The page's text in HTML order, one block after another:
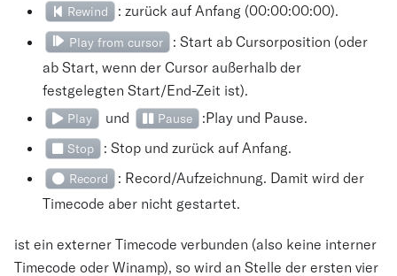
Rewind : zurück auf Anfang (00:00:00:00).
Play from cursor
: Start ab Cursorposition (oder
ab Start, wenn der Cursor außerhalb der
festgelegten Start/End-Zeit ist).
Play und Pause :Play und Pause.
Stop : Stop und zurück auf Anfang.
Record
: Record/Aufzeichnung. Damit wird der
Timecode aber nicht gestartet.
ist ein externer Timecode verbunden (also keine interner
Timecode oder Winamp), so wird an Stelle der ersten vier